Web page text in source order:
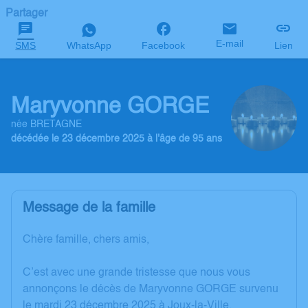
Partager
SMS WhatsApp Facebook E-mail Lien
Maryvonne GORGE
née BRETAGNE
décédée le 23 décembre 2025 à l'âge de 95 ans
Message de la famille
Chère famille, chers amis,
C’est avec une grande tristesse que nous vous
annonçons le décès de Maryvonne GORGE survenu